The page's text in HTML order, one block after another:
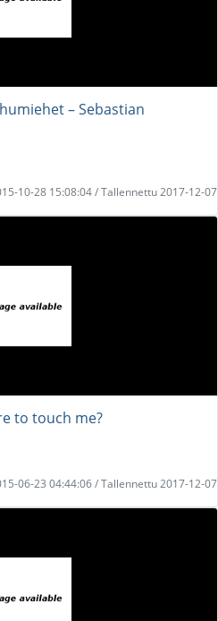
– Sebastian
10-28 15:08:04 / Tallennettu 2017-12-07
to touch me?
06-23 04:44:06 / Tallennettu 2017-12-07